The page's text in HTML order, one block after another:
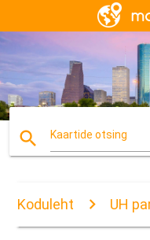
search Kaartide otsing
Koduleht UH